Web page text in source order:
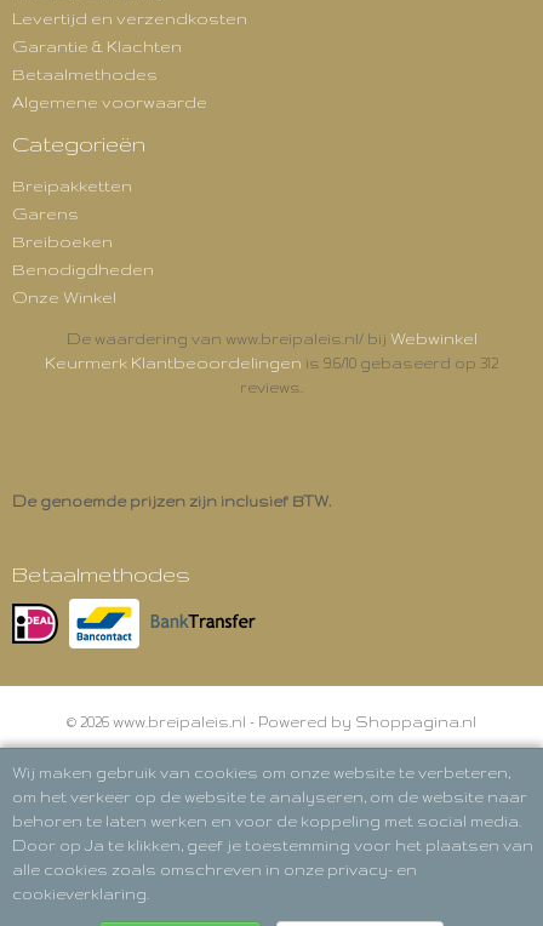
Levertijd en verzendkosten
Garantie & Klachten
Betaalmethodes
Algemene voorwaarde
Categorieën
Breipakketten
Garens
Breiboeken
Benodigdheden
Onze Winkel
De waardering van www.breipaleis.nl/ bij Webwinkel
Keurmerk Klantbeoordelingen is 9.6/10 gebaseerd op 312
reviews.
De genoemde prijzen zijn inclusief BTW.
Betaalmethodes
© 2026 www.breipaleis.nl - Powered by Shoppagina.nl
Wij maken gebruik van cookies om onze website te verbeteren,
om het verkeer op de website te analyseren, om de website naar
behoren te laten werken en voor de koppeling met social media.
Door op Ja te klikken, geef je toestemming voor het plaatsen van
alle cookies zoals omschreven in onze privacy- en
cookieverklaring.